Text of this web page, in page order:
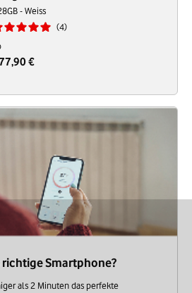
- Weiss
4
€
richtige Smartphone?
als 2 Minuten das perfekte